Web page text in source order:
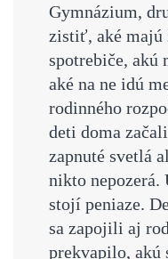
Gymnázium,
zistiť, aké majú
spotrebiče, akú
aké na ne idú
rodinného
deti doma
zapnuté svetlá
nikto nepozerá.
stojí peniaze.
sa zapojili aj
prekvapilo, akú